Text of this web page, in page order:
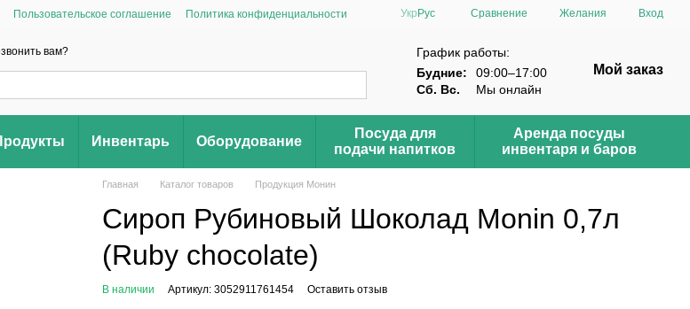
Пользовательское соглашение
Политика конфиденциальности
Укр Рус Сравнение Желания Вход
вам?
График работы:
Будние:
09:00–17:00
Сб. Вс.
Мы онлайн
Мой заказ
Инвентарь Оборудование
Посуда для
подачи напитков
Аренда посуды
инвентаря и баров
Главная Каталог товаров Продукция Монин
Сироп Рубиновый Шоколад Monin 0,7л
(Ruby chocolate)
В наличии Артикул: 3052911761454 Оставить отзыв